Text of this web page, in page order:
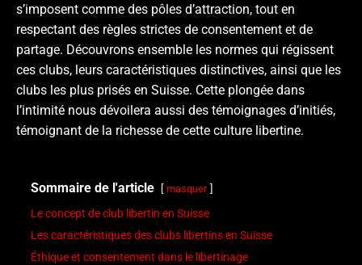
s’imposent comme des pôles d’attraction, tout en
respectant des règles strictes de consentement et de
partage. Découvrons ensemble les normes qui régissent
ces clubs, leurs caractéristiques distinctives, ainsi que les
clubs les plus prisés en Suisse. Cette plongée dans
l’intimité nous dévoilera aussi des témoignages d’initiés,
témoignant de la richesse de cette culture libertine.
Sommaire de l'article masquer
Le concept de club libertin en Suisse
Les caractéristiques des clubs libertins en Suisse
Éthique et consentement dans le libertinage